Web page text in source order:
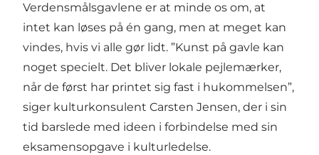
Verdensmålsgavlene er at minde os om, at
intet kan løses på én gang, men at meget kan
vindes, hvis vi alle gør lidt. ”Kunst på gavle kan
noget specielt. Det bliver lokale pejlemærker,
når de først har printet sig fast i hukommelsen”,
siger kulturkonsulent Carsten Jensen, der i sin
tid barslede med ideen i forbindelse med sin
eksamensopgave i kulturledelse.